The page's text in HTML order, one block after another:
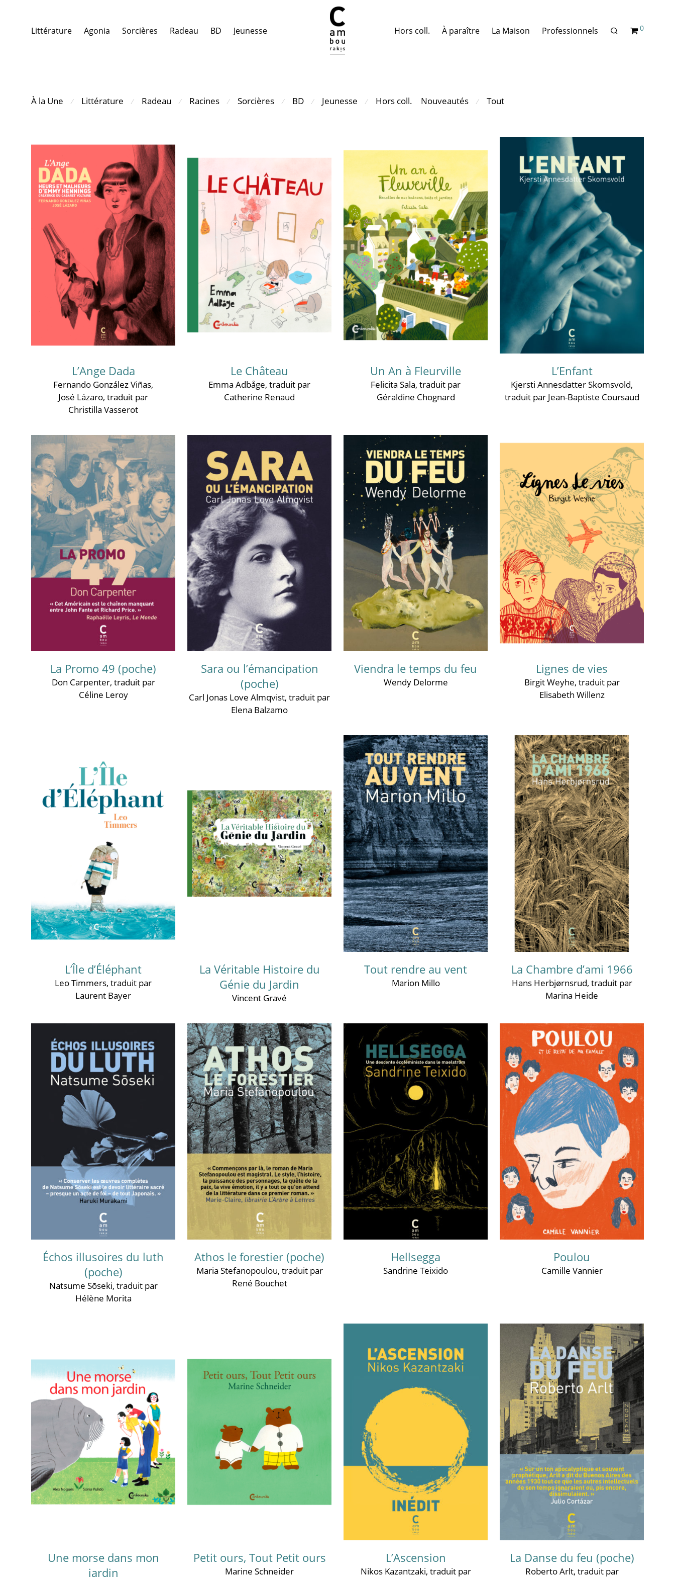
Littérature Agonia Sorcières Radeau BD Jeunesse Hors coll. À paraître La Maison Professionnels 0
À la Une ⁄ Littérature ⁄ Radeau ⁄ Racines ⁄ Sorcières ⁄ BD ⁄ Jeunesse ⁄ Hors coll. Nouveautés ⁄ Tout
L’Ange Dada
Fernando González Viñas,
José Lázaro, traduit par
Christilla Vasserot
Le Château
Emma Adbåge, traduit par
Catherine Renaud
Un An à Fleurville
Felicita Sala, traduit par
Géraldine Chognard
L’Enfant
Kjersti Annesdatter Skomsvold,
traduit par Jean-Baptiste Coursaud
La Promo 49 (poche)
Don Carpenter, traduit par
Céline Leroy
Sara ou l’émancipation
(poche)
Carl Jonas Love Almqvist, traduit par
Elena Balzamo
Viendra le temps du feu
Wendy Delorme
Lignes de vies
Birgit Weyhe, traduit par
Elisabeth Willenz
L’Île d’Éléphant
Leo Timmers, traduit par
Laurent Bayer
La Véritable Histoire du
Génie du Jardin
Vincent Gravé
Tout rendre au vent
Marion Millo
La Chambre d’ami 1966
Hans Herbjørnsrud, traduit par
Marina Heide
Échos illusoires du luth
(poche)
Natsume Sōseki, traduit par
Hélène Morita
Athos le forestier (poche)
Maria Stefanopoulou, traduit par
René Bouchet
Hellsegga
Sandrine Teixido
Poulou
Camille Vannier
Une morse dans mon
jardin
Petit ours, Tout Petit ours
Marine Schneider
L’Ascension
Nikos Kazantzaki, traduit par
La Danse du feu (poche)
Roberto Arlt, traduit par